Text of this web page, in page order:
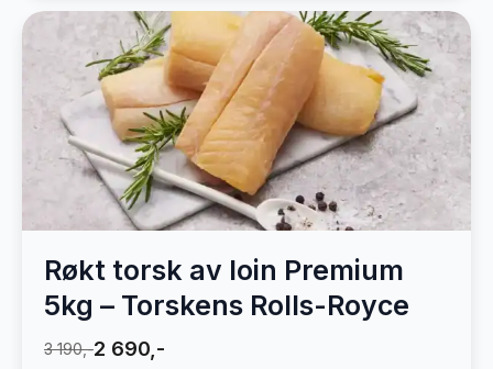
Røkt torsk av loin Premium
5kg – Torskens Rolls-Royce
3 190,-2 690,-